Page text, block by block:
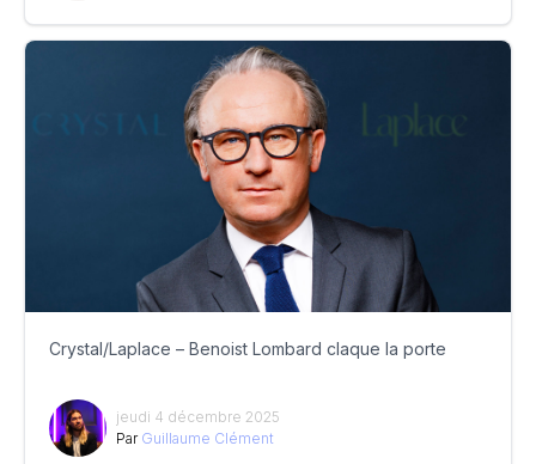
Crystal/Laplace – Benoist Lombard claque la porte
jeudi 4 décembre 2025
Par Guillaume Clément